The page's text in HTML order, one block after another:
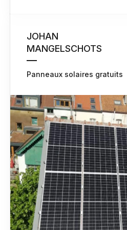
JOHAN
MANGELSCHOTS
Panneaux solaires gratuits